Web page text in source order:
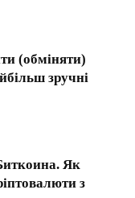
(обміняти)
зручні
Як
з